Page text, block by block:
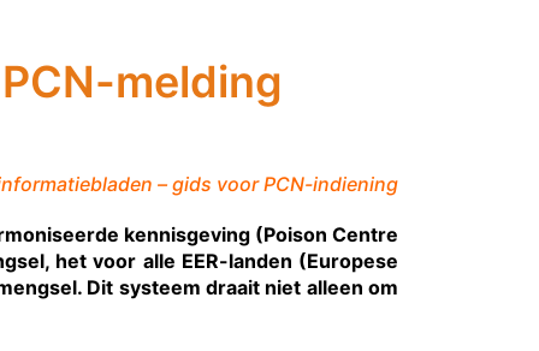
melding
– gids voor PCN-indiening
kennisgeving (Poison Centre
het voor alle EER-landen (Europese
Dit systeem draait niet alleen om